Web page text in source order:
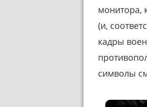
монитора,
(и,
кадры
символы